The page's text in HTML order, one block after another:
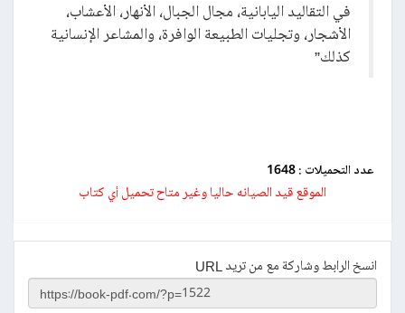
في التقاليد اليابانية، مجال الجبال، الأنهار، الأعشاب،
الأشجار، وتجليات الطبيعة الوافرة، والمشاعر الإنسانية
كذلك”
عدد التحميلات : 1648
الموقع قيد الصيانه حاليا وغير متاح تحميل أي كتاب
انسخ الرابط وشاركة مع من تريد URL